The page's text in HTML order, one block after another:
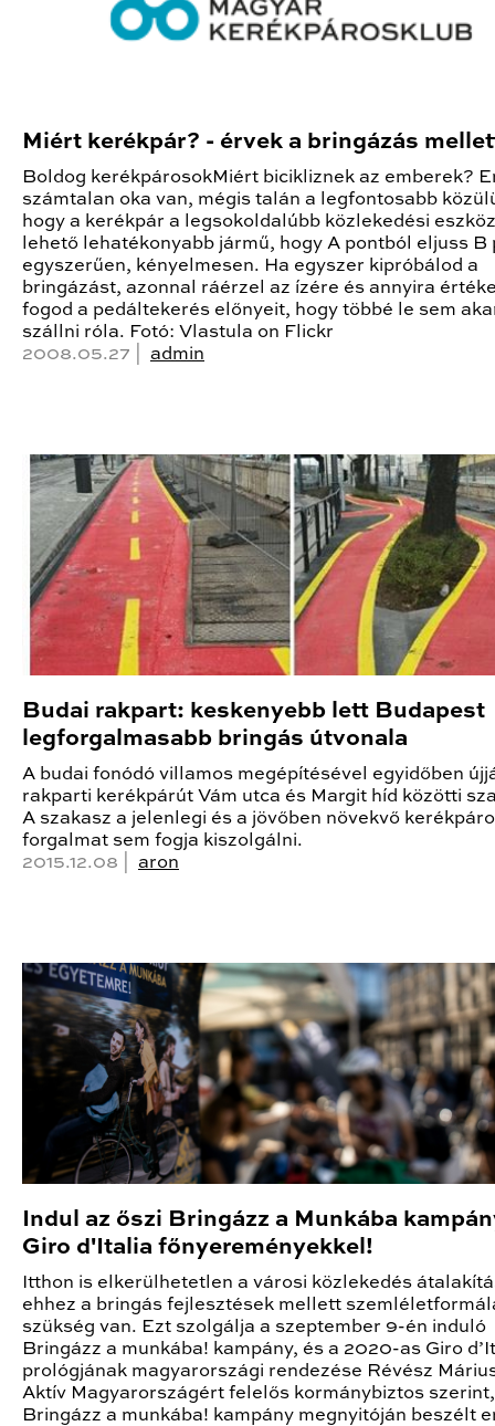
Miért kerékpár? - érvek a bringázás
Boldog kerékpárosokMiért bicikliznek az emberek?
számtalan oka van, mégis talán a legfontosabb
hogy a kerékpár a legsokoldalúbb közlekedési
lehető lehatékonyabb jármű, hogy A pontból eljuss B
egyszerűen, kényelmesen. Ha egyszer kipróbálod a
bringázást, azonnal ráérzel az ízére és annyira
fogod a pedáltekerés előnyeit, hogy többé le sem
szállni róla. Fotó: Vlastula on Flickr
2008.05.27 | admin
Budai rakpart: keskenyebb lett Budapest
legforgalmasabb bringás útvonala
A budai fonódó villamos megépítésével egyidőben
rakparti kerékpárút Vám utca és Margit híd közötti
A szakasz a jelenlegi és a jövőben növekvő
forgalmat sem fogja kiszolgálni.
2015.12.08 | aron
Indul az őszi Bringázz a Munkába
Giro d'Italia főnyereményekkel!
Itthon is elkerülhetetlen a városi közlekedés
ehhez a bringás fejlesztések mellett
szükség van. Ezt szolgálja a szeptember 9-én induló
Bringázz a munkába! kampány, és a 2020-as Giro
prológjának magyarországi rendezése Révész
Aktív Magyarországért felelős kormánybiztos
Bringázz a munkába! kampány megnyitóján beszélt